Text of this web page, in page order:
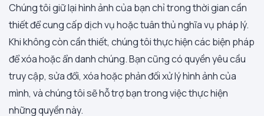
Chúng tôi giữ lại hình ảnh của bạn chỉ trong thời gian cần
thiết để cung cấp dịch vụ hoặc tuân thủ nghĩa vụ pháp lý.
Khi không còn cần thiết, chúng tôi thực hiện các biện pháp
để xóa hoặc ẩn danh chúng. Bạn cũng có quyền yêu cầu
truy cập, sửa đổi, xóa hoặc phản đối xử lý hình ảnh của
mình, và chúng tôi sẽ hỗ trợ bạn trong việc thực hiện
những quyền này.